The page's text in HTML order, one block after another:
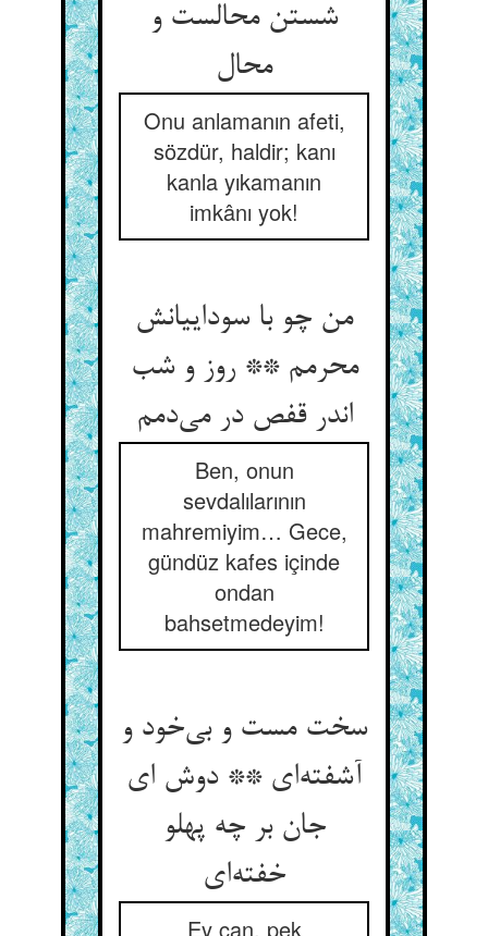
شستن محالست و
محال
Onu anlamanın afeti,
sözdür, haldir; kanı
kanla yıkamanın
imkânı yok!
من چو با سوداییانش
محرمم ** روز و شب
اندر قفص در می‌دمم
Ben, onun
sevdalılarının
mahremiyim… Gece,
gündüz kafes içinde
ondan
bahsetmedeyim!
سخت مست و بی‌خود و
آشفته‌ای ** دوش ای
جان بر چه پهلو
خفته‌ای
Ey can, pek